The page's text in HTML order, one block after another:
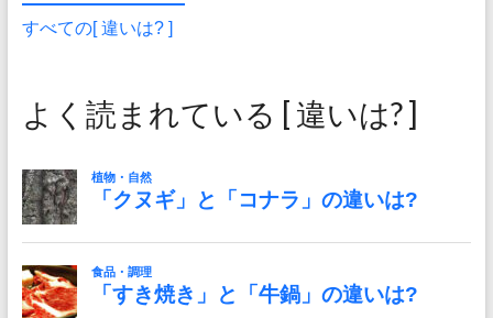
すべての[ 違いは? ]
よく読まれている [ 違いは? ]